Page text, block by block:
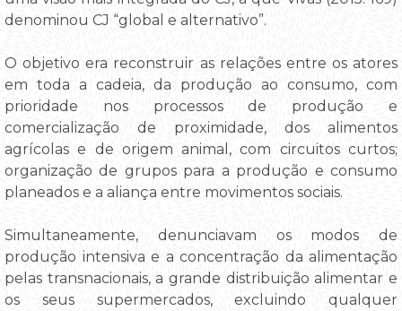
denominou CJ “global e alternativo”.
O objetivo era reconstruir as relações entre os atores
em toda a cadeia, da produção ao consumo, com
prioridade nos processos de produção e
comercialização de proximidade, dos alimentos
agrícolas e de origem animal, com circuitos curtos;
organização de grupos para a produção e consumo
planeados e a aliança entre movimentos sociais.
Simultaneamente, denunciavam os modos de
produção intensiva e a concentração da alimentação
pelas transnacionais, a grande distribuição alimentar e
os seus supermercados, excluindo qualquer